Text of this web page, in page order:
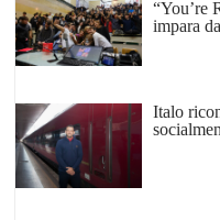
“You’re
impara
Italo